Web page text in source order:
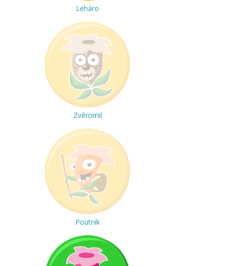
Leháro
Zvěromil
Poutník